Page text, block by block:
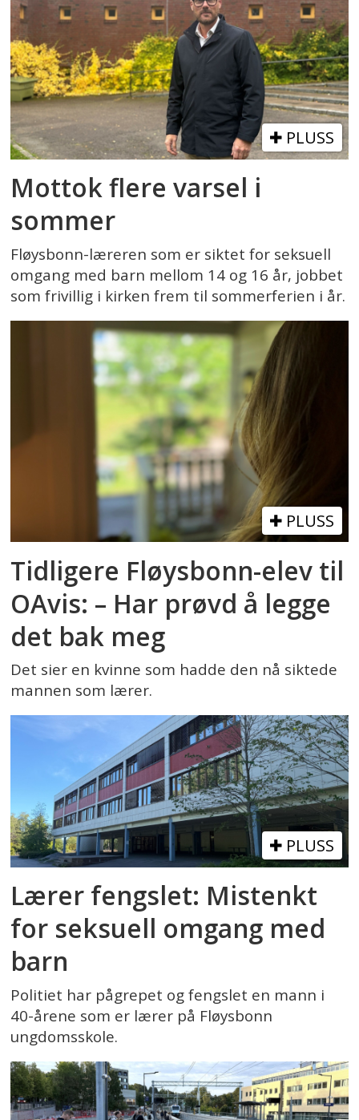
PLUSS
Mottok flere varsel i
sommer
Fløysbonn-læreren som er siktet for seksuell
omgang med barn mellom 14 og 16 år, jobbet
som frivillig i kirken frem til sommerferien i år.
PLUSS
Tidligere Fløysbonn-elev til
OAvis: – Har prøvd å legge
det bak meg
Det sier en kvinne som hadde den nå siktede
mannen som lærer.
PLUSS
Lærer fengslet: Mistenkt
for seksuell omgang med
barn
Politiet har pågrepet og fengslet en mann i
40-årene som er lærer på Fløysbonn
ungdomsskole.